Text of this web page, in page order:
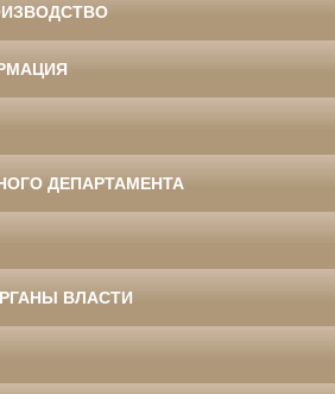
ДЕПАРТАМЕНТА
ВЛАСТИ